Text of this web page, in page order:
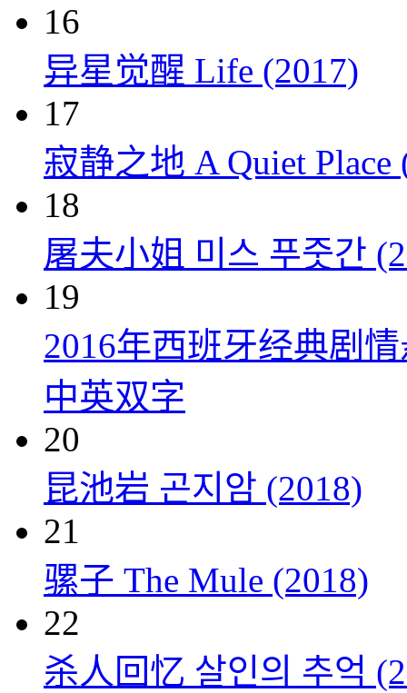
16
异星觉醒 Life (2017)
17
寂静之地 A Quiet Place
18
屠夫小姐 미스 푸줏간
19
2016年西班牙经典剧
中英双字
20
昆池岩 곤지암 (2018)
21
骡子 The Mule (2018)
22
杀人回忆 살인의 추억